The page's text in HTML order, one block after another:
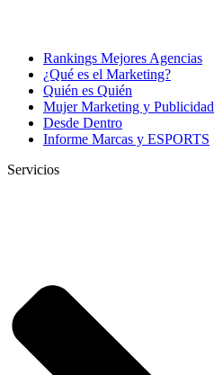
Rankings Mejores Agencias
¿Qué es el Marketing?
Quién es Quién
Mujer Marketing y Publicidad
Desde Dentro
Informe Marcas y ESPORTS
Servicios